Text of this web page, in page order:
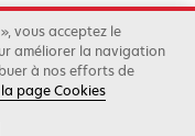
entreprise Xerox
vous acceptez le
améliorer la navigation
à nos efforts de
page Cookies